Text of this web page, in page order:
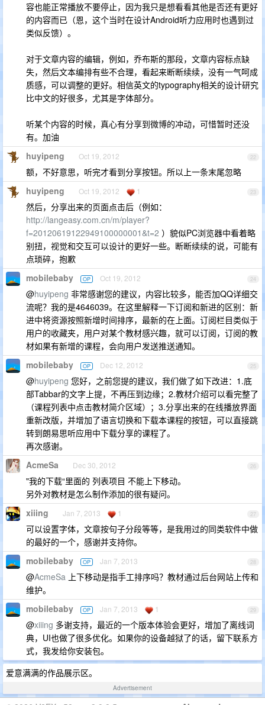
容也能正常播放不要停止，因为我只是想看看其他是否还有更好
的内容而已（恩，这个当时在设计Android听力应用时也遇到过
类似反馈）。
对于文章内容的编辑，例如，乔布斯的那段，文章内容标点缺
失，然后文本编排有些不合理，看起来断断续续，没有一气呵成
质感，可以调整的更好。相信英文的typography相关的设计研究
比中文的好很多，尤其是字体部分。
听某个内容的时候，真心有分享到微博的冲动，可惜暂时还没
有。加油
22
huyipeng Oct 19, 2012
额，不好意思，听完才看到分享按钮。所以上一条末尾忽略
23
huyipeng Oct 19, 2012 1
然后，分享出来的页面点击后（例如：
http://langeasy.com.cn/m/player?
f=20120619122949100000001&t=2 ）貌似PC浏览器中看着略
别扭，视觉和交互可以设计的更好一些。断断续续的说，可能有
点琐碎，抱歉
24
mobilebaby OP Oct 19, 2012
@huyipeng 非常感谢您的建议，内容比较多，能否加QQ详细交
流呢？我的是4646039。在这里解释一下订阅和新进的区别：新
进中将资源按照新增时间排序，最新的在上面。订阅栏目类似于
用户的收藏夹，用户对某个教材感兴趣，就可以订阅，订阅的教
材如果有新增的课程，会向用户发送推送通知。
25
mobilebaby OP Dec 12, 2012
@huyipeng 您好，之前您提的建议，我们做了如下改进：1.底
部Tabbar的文字上提，不再压到边缘；2.教材介绍可以看完整了
（课程列表中点击教材简介区域）；3.分享出来的在线播放界面
重新改版，并增加了语言切换和下载本课程的按钮，可以直接跳
转到朗易思听应用中下载分享的课程了。
再次感谢。
26
AcmeSa Dec 30, 2012
"我的下载“里面的 列表项目 不能上下移动。
另外对教材是怎么制作添加的很有疑问。
27
xiiing Jan 7, 2013 1
可以设置字体，文章按句子分段等等，是我用过的同类软件中做
的最好的一个，感谢并支持你。
28
mobilebaby OP Jan 7, 2013
@AcmeSa 上下移动是指手工排序吗？教材通过后台网站上传和
维护。
29
mobilebaby OP Jan 7, 2013 1
@xiiing 多谢支持，最近的一个版本体验会更好，增加了离线词
典，UI也做了很多优化。如果你的设备越狱了的话，留下联系方
式，我发给你安装包。
爱意满满的作品展示区。
Advertisement